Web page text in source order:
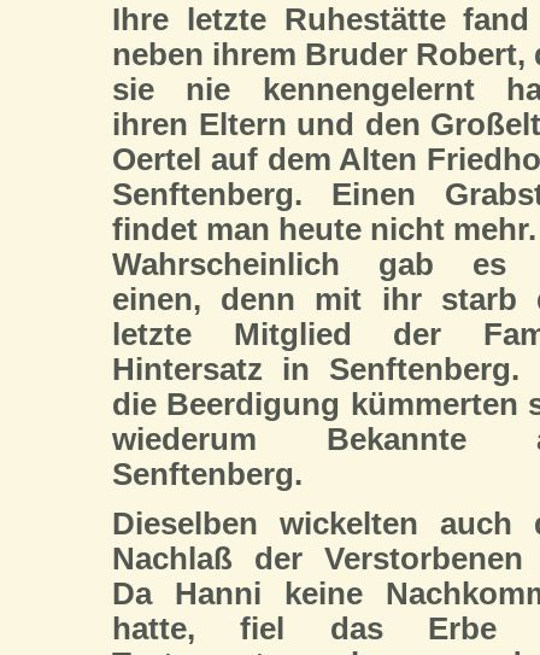
Ihre letzte Ruhestätte
neben ihrem Bruder Robert,
sie nie kennengelernt
ihren Eltern und den
Oertel auf dem Alten
Senftenberg. Einen
findet man heute nicht mehr.
Wahrscheinlich gab es
einen, denn mit ihr starb
letzte Mitglied der
Hintersatz in Senftenberg.
die Beerdigung kümmerten
wiederum Bekannte
Senftenberg.
Dieselben wickelten auch
Nachlaß der Verstorbenen
Da Hanni keine
hatte, fiel das Erbe